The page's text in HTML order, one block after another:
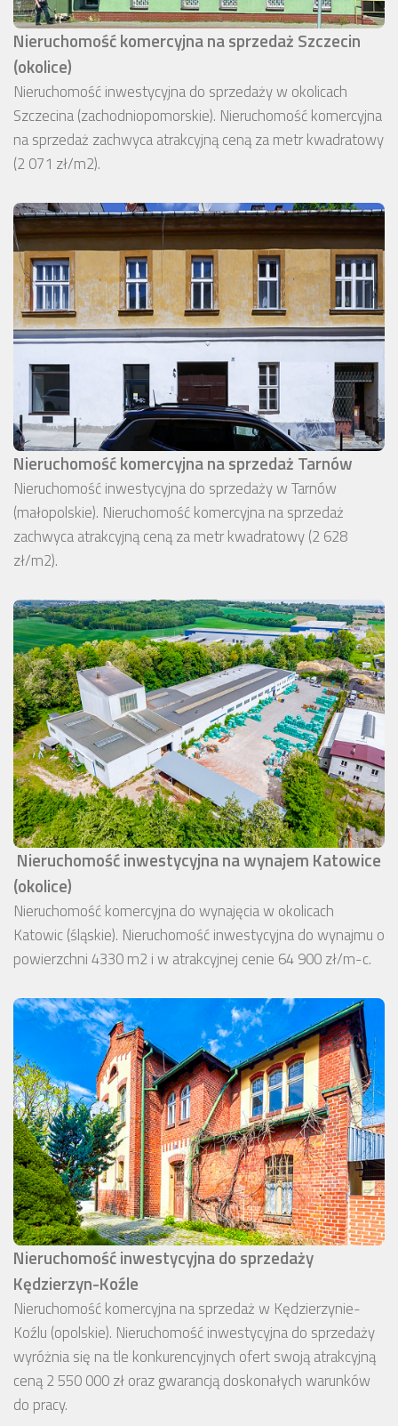
Nieruchomość komercyjna na sprzedaż Szczecin
(okolice)
Nieruchomość inwestycyjna do sprzedaży w okolicach
Szczecina (zachodniopomorskie). Nieruchomość komercyjna
na sprzedaż zachwyca atrakcyjną ceną za metr kwadratowy
(2 071 zł/m2).
Nieruchomość komercyjna na sprzedaż Tarnów
Nieruchomość inwestycyjna do sprzedaży w Tarnów
(małopolskie). Nieruchomość komercyjna na sprzedaż
zachwyca atrakcyjną ceną za metr kwadratowy (2 628
zł/m2).
Nieruchomość inwestycyjna na wynajem Katowice
(okolice)
Nieruchomość komercyjna do wynajęcia w okolicach
Katowic (śląskie). Nieruchomość inwestycyjna do wynajmu o
powierzchni 4330 m2 i w atrakcyjnej cenie 64 900 zł/m-c.
Nieruchomość inwestycyjna do sprzedaży
Kędzierzyn-Koźle
Nieruchomość komercyjna na sprzedaż w Kędzierzynie-
Koźlu (opolskie). Nieruchomość inwestycyjna do sprzedaży
wyróżnia się na tle konkurencyjnych ofert swoją atrakcyjną
ceną 2 550 000 zł oraz gwarancją doskonałych warunków
do pracy.